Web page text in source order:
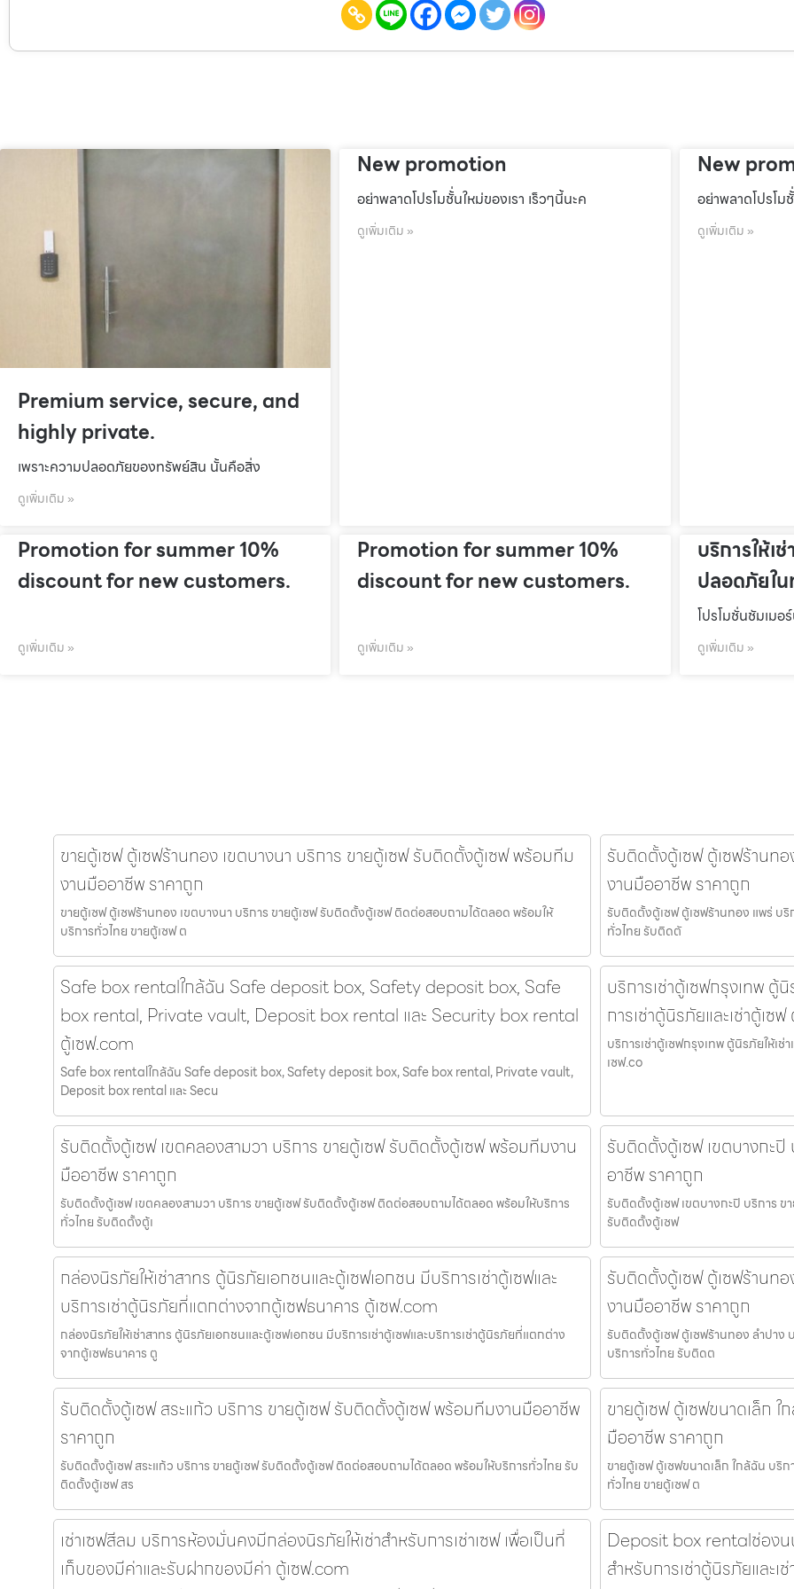
Premium service, secure, and
highly private.
เพราะความปลอดภัยของทรัพย์สิน นั้นคือสิ่ง
ดูเพิ่มเติม »
New promotion
อย่าพลาดโปรโมชั้่นใหม่ของเรา เร็วๆนี้นะค
ดูเพิ่มเติม »
New
อย่าพลาดโปรโม
ดูเพิ่มเติม »
Promotion for summer 10%
discount for new customers.
ดูเพิ่มเติม »
Promotion for summer 10%
discount for new customers.
ดูเพิ่มเติม »
บริการให้เ
ปลอดภัยใ
โปรโมชั่นชัมเมอ
ดูเพิ่มเติม »
ขายตู้เซฟ ตู้เซฟร้านทอง เขตบางนา บริการ ขายตู้เซฟ รับติดตั้งตู้เซฟ พร้อมทีม
งานมืออาชีพ ราคาถูก
ขายตู้เซฟ ตู้เซฟร้านทอง เขตบางนา บริการ ขายตู้เซฟ รับติดตั้งตู้เซฟ ติดต่อสอบถามได้ตลอด พร้อมให้
บริการทั่วไทย ขายตู้เซฟ ต
รับติดตั้งตู้เซฟ ตู้เซฟร้านท
งานมืออาชีพ ราคาถูก
รับติดตั้งตู้เซฟ ตู้เซฟร้านทอง แพร่ บ
ทั่วไทย รับติดตั
Safe box rentalใกล้ฉัน Safe deposit box, Safety deposit box, Safe
box rental, Private vault, Deposit box rental และ Security box rental
ตู้เซฟ.com
Safe box rentalใกล้ฉัน Safe deposit box, Safety deposit box, Safe box rental, Private vault,
Deposit box rental และ Secu
บริการเช่าตู้เซฟกรุงเทพ ตู้
การเช่าตู้นิรภัยและเช่าตู้เซ
บริการเช่าตู้เซฟกรุงเทพ ตู้นิรภัยให้เช่
เซฟ.co
รับติดตั้งตู้เซฟ เขตคลองสามวา บริการ ขายตู้เซฟ รับติดตั้งตู้เซฟ พร้อมทีมงาน
มืออาชีพ ราคาถูก
รับติดตั้งตู้เซฟ เขตคลองสามวา บริการ ขายตู้เซฟ รับติดตั้งตู้เซฟ ติดต่อสอบถามได้ตลอด พร้อมให้บริการ
ทั่วไทย รับติดตั้งตู้เ
รับติดตั้งตู้เซฟ เขตบางกะ
อาชีพ ราคาถูก
รับติดตั้งตู้เซฟ เขตบางกะปิ บริการ
รับติดตั้งตู้เซฟ
กล่องนิรภัยให้เช่าสาทร ตู้นิรภัยเอกชนและตู้เซฟเอกชน มีบริการเช่าตู้เซฟและ
บริการเช่าตู้นิรภัยที่แตกต่างจากตู้เซฟธนาคาร ตู้เซฟ.com
กล่องนิรภัยให้เช่าสาทร ตู้นิรภัยเอกชนและตู้เซฟเอกชน มีบริการเช่าตู้เซฟและบริการเช่าตู้นิรภัยที่แตกต่าง
จากตู้เซฟธนาคาร ตู
รับติดตั้งตู้เซฟ ตู้เซฟร้านท
งานมืออาชีพ ราคาถูก
รับติดตั้งตู้เซฟ ตู้เซฟร้านทอง ลำปาง
บริการทั่วไทย รับติดต
รับติดตั้งตู้เซฟ สระแก้ว บริการ ขายตู้เซฟ รับติดตั้งตู้เซฟ พร้อมทีมงานมืออาชีพ
ราคาถูก
รับติดตั้งตู้เซฟ สระแก้ว บริการ ขายตู้เซฟ รับติดตั้งตู้เซฟ ติดต่อสอบถามได้ตลอด พร้อมให้บริการทั่วไทย รับ
ติดตั้งตู้เซฟ สร
ขายตู้เซฟ ตู้เซฟขนาดเล็ก
มืออาชีพ ราคาถูก
ขายตู้เซฟ ตู้เซฟขนาดเล็ก ใกล้ฉัน บ
ทั่วไทย ขายตู้เซฟ ต
เช่าเซฟสีลม บริการห้องมั่นคงมีกล่องนิรภัยให้เช่าสำหรับการเช่าเซฟ เพื่อเป็นที่
เก็บของมีค่าและรับฝากของมีค่า ตู้เซฟ.com
Deposit box rentalช่องน
สำหรับการเช่าตู้นิรภัยและเ